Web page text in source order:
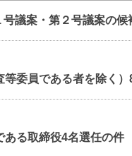
号議案・第２号議案の候
等委員である者を除く
ある取締役4名選任の件